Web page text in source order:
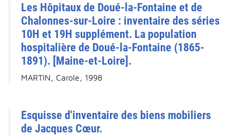
Les Hôpitaux de Doué-la-Fontaine et de
Chalonnes-sur-Loire : inventaire des séries
10H et 19H supplément. La population
hospitalière de Doué-la-Fontaine (1865-
1891). [Maine-et-Loire].
MARTIN, Carole, 1998
Esquisse d'inventaire des biens mobiliers
de Jacques Cœur.